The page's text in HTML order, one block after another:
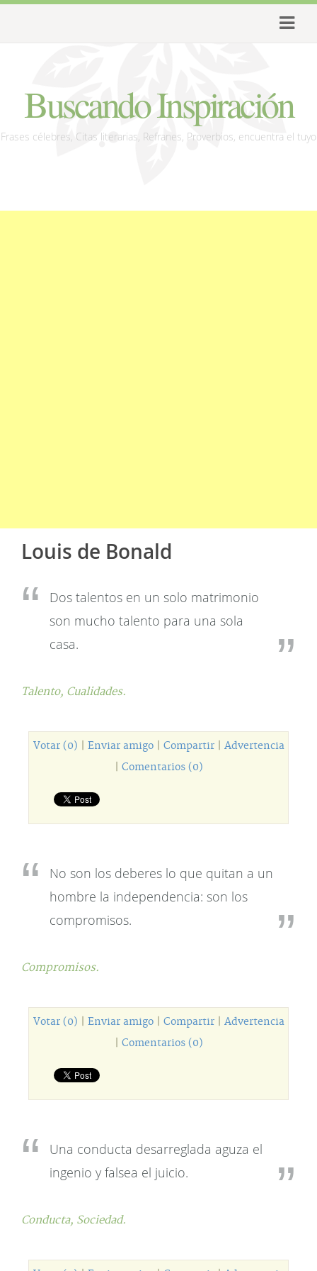
Buscando Inspiración
Frases célebres, Citas literarias, Refranes, Proverbios, encuentra el tuyo
Louis de Bonald
Dos talentos en un solo matrimonio
son mucho talento para una sola
casa.
Talento, Cualidades.
Votar (0) Enviar amigo| Compartir| Advertencia
Comentarios (0)
No son los deberes lo que quitan a un
hombre la independencia: son los
compromisos.
Compromisos.
Votar (0) Enviar amigo| Compartir| Advertencia
Comentarios (0)
Una conducta desarreglada aguza el
ingenio y falsea el juicio.
Conducta, Sociedad.